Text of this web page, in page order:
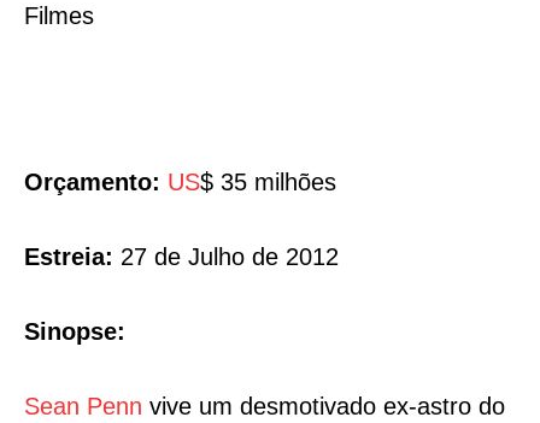
Filmes
Orçamento: US$ 35 milhões
Estreia: 27 de Julho de 2012
Sinopse:
Sean Penn vive um desmotivado ex-astro do